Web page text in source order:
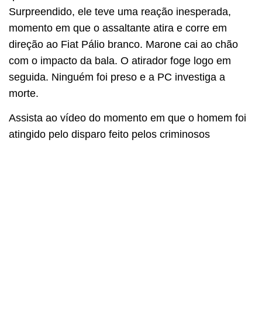
Surpreendido, ele teve uma reação inesperada,
momento em que o assaltante atira e corre em
direção ao Fiat Pálio branco. Marone cai ao chão
com o impacto da bala. O atirador foge logo em
seguida. Ninguém foi preso e a PC investiga a
morte.
Assista ao vídeo do momento em que o homem foi
atingido pelo disparo feito pelos criminosos